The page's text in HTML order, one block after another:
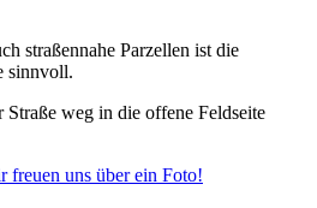
straßennahe Parzellen ist die
sinnvoll.
weg in die offene Feldseite
freuen uns über ein Foto!